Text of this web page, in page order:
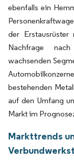
ebenfalls ein
der
Nachfrage
wachsenden
bestehenden
auf den Umfang
Markt im
Markttrends